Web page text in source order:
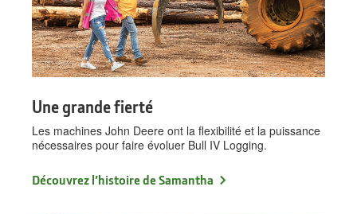
Une grande fierté
Les machines John Deere ont la flexibilité et la puissance
nécessaires pour faire évoluer Bull IV Logging.
Découvrez l’histoire de Samantha